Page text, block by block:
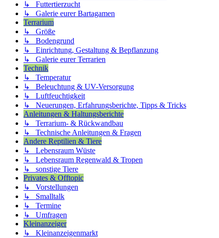
↳ Futtertierzucht
↳ Galerie eurer Bartagamen
Terrarium
↳ Größe
↳ Bodengrund
↳ Einrichtung, Gestaltung & Bepflanzung
↳ Galerie eurer Terrarien
Technik
↳ Temperatur
↳ Beleuchtung & UV-Versorgung
↳ Luftfeuchtigkeit
↳ Neuerungen, Erfahrungsberichte, Tipps & Tricks
Anleitungen & Haltungsberichte
↳ Terrarium- & Rückwandbau
↳ Technische Anleitungen & Fragen
Andere Reptilien & Tiere
↳ Lebensraum Wüste
↳ Lebensraum Regenwald & Tropen
↳ sonstige Tiere
Privates & Offtopic
↳ Vorstellungen
↳ Smalltalk
↳ Termine
↳ Umfragen
Kleinanzeiger
↳ Kleinanzeigenmarkt